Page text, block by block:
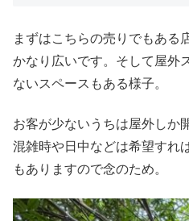
まずはこちらの売りでもある
かなり広いです。そして屋外
ないスペースもある様子。
お客が少ないうちは屋外しか
混雑時や日中などは希望すれ
もありますので念のため。